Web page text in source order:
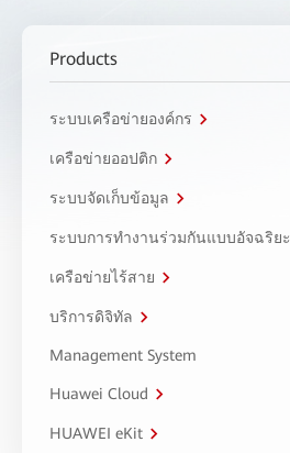
Products
ระบบเครือข่ายองค์กร
เครือข่ายออปติก
ระบบจัดเก็บข้อมูล
ระบบการทำงานร่วมกันแบบอัจฉริยะ
เครือข่ายไร้สาย
บริการดิจิทัล
Management System
Huawei Cloud
HUAWEI eKit